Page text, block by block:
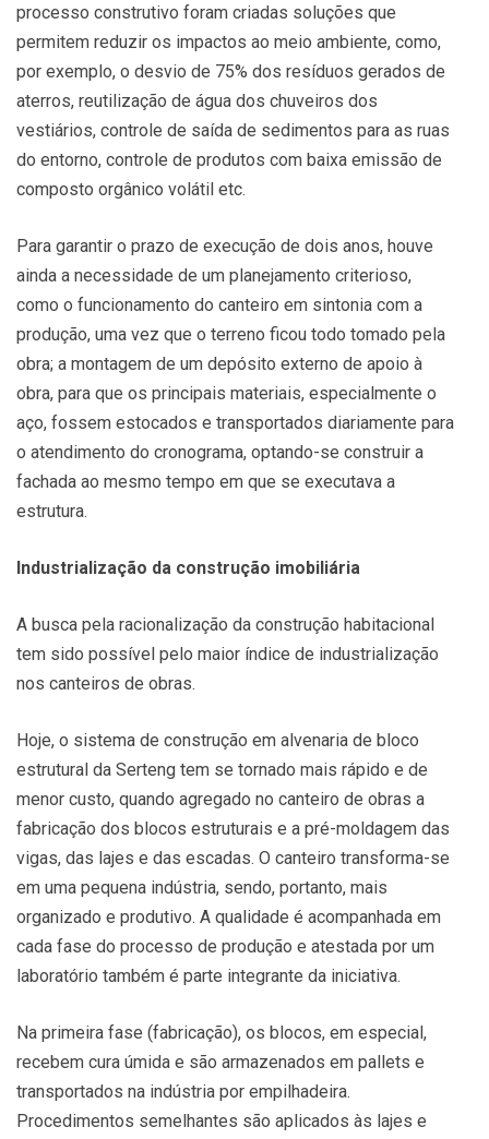
processo construtivo foram criadas soluções que
permitem reduzir os impactos ao meio ambiente, como,
por exemplo, o desvio de 75% dos resíduos gerados de
aterros, reutilização de água dos chuveiros dos
vestiários, controle de saída de sedimentos para as ruas
do entorno, controle de produtos com baixa emissão de
composto orgânico volátil etc.
Para garantir o prazo de execução de dois anos, houve
ainda a necessidade de um planejamento criterioso,
como o funcionamento do canteiro em sintonia com a
produção, uma vez que o terreno ficou todo tomado pela
obra; a montagem de um depósito externo de apoio à
obra, para que os principais materiais, especialmente o
aço, fossem estocados e transportados diariamente para
o atendimento do cronograma, optando-se construir a
fachada ao mesmo tempo em que se executava a
estrutura.
Industrialização da construção imobiliária
A busca pela racionalização da construção habitacional
tem sido possível pelo maior índice de industrialização
nos canteiros de obras.
Hoje, o sistema de construção em alvenaria de bloco
estrutural da Serteng tem se tornado mais rápido e de
menor custo, quando agregado no canteiro de obras a
fabricação dos blocos estruturais e a pré-moldagem das
vigas, das lajes e das escadas. O canteiro transforma-se
em uma pequena indústria, sendo, portanto, mais
organizado e produtivo. A qualidade é acompanhada em
cada fase do processo de produção e atestada por um
laboratório também é parte integrante da iniciativa.
Na primeira fase (fabricação), os blocos, em especial,
recebem cura úmida e são armazenados em pallets e
transportados na indústria por empilhadeira.
Procedimentos semelhantes são aplicados às lajes e